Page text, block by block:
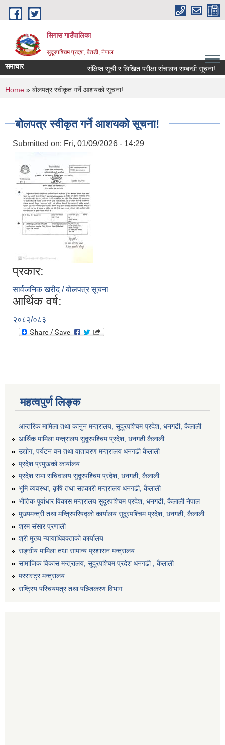
Skip to main content
सिगास गाउँपालिका
सुदूरपश्चिम प्रदश, बैतडी, नेपाल
समाचार संक्षिप्त सूची र लिखित परीक्षा संचालन सम्बन्धी सूचना!
You are here
Home » बोलपत्र स्वीकृत गर्ने आशयको सूचना!
बोलपत्र स्वीकृत गर्ने आशयको सूचना!
Submitted on: Fri, 01/09/2026 - 14:29
प्रकार:
सार्वजनिक खरीद / बोलपत्र सूचना
आर्थिक वर्ष:
२०८२/०८३
महत्वपुर्ण लिङ्क
आन्तरिक मामिला तथा कानुन मन्त्रालय, सुदूरपश्चिम प्रदेश, धनगढी, कैलाली
आर्थिक मामिला मन्त्रालय सुदूरपश्चिम प्रदेश, धनगढी कैलाली
उद्योग, पर्यटन वन तथा वातावरण मन्त्रालय धनगढी कैलाली
प्रदेश प्रमुखको कार्यालय
प्रदेश सभा सचिवालय सुदूरपश्‍चिम प्रदेश, धनगढी, कैलाली
भूमि व्यवस्था, कृषि तथा सहकारी मन्त्रालय धनगढी, कैलाली
भौतिक पूर्वाधार विकास मन्त्रालय सुदूरपश्चिम प्रदेश, धनगढी, कैलाली नेपाल
मुख्यमन्त्री तथा मन्त्रिपरिषद्को कार्यालय सुदूरपश्चिम प्रदेश, धनगढी, कैलाली
श्रम संसार प्रणाली
श्री मुख्य न्यायाधिवक्ताको कार्यालय
सङ्‍घीय मामिला तथा सामान्य प्रशासन मन्त्रालय
सामाजिक विकास मन्त्रालय, सुदूरपश्चिम प्रदेश धनगढी , कैलाली
पररास्ट्र मन्त्रालय
राष्ट्रिय परिचयपत्र तथा पञ्जिकरण विभाग